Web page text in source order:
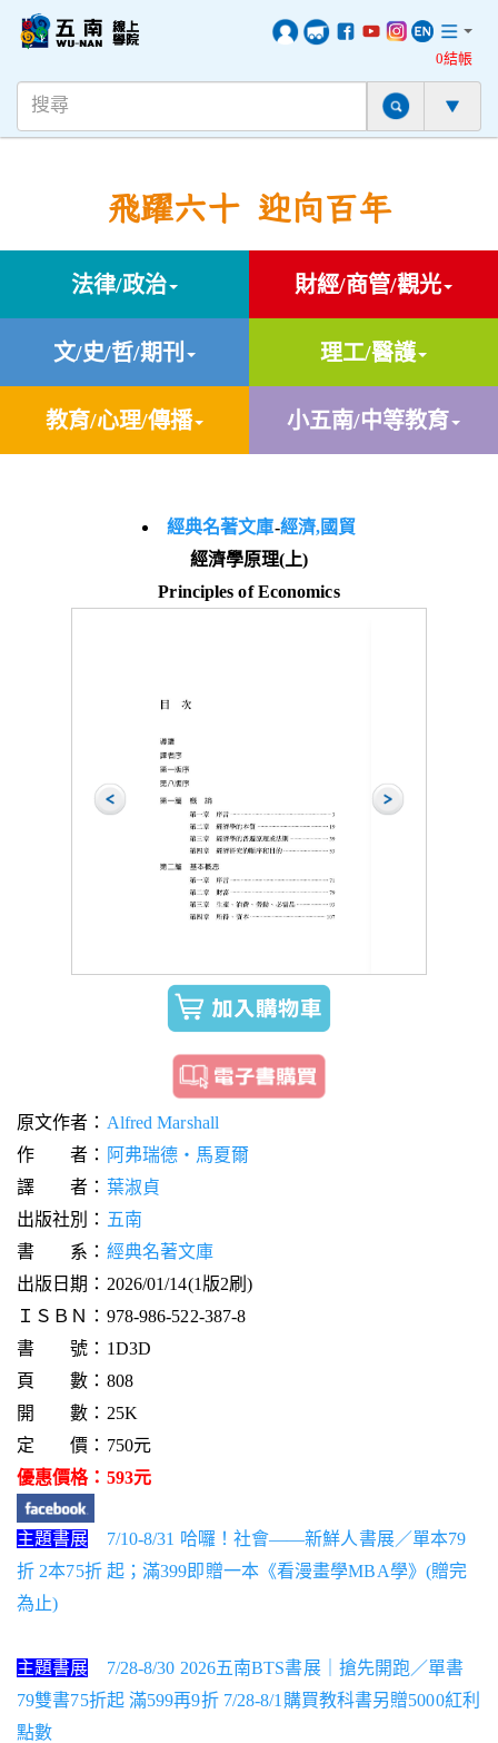
0結帳
飛躍六十 迎向百年
法律/政治 財經/商管/觀光
文/史/哲/期刊 理工/醫護
教育/心理/傳播 小五南/中等教育
經典名著文庫-經濟,國貿
經濟學原理(上)
Principles of Economics
原文作者： Alfred Marshall
作 者： 阿弗瑞德‧馬夏爾
譯 者： 葉淑貞
出版社別： 五南
書 系： 經典名著文庫
出版日期：2026/01/14(1版2刷)
ＩＳＢＮ：978-986-522-387-8
書 號：1D3D
頁 數：808
開 數：25K
定 價：750元
優惠價格：593元
主題書展
7/10-8/31 哈囉！社會——新鮮人書展／單本79
折 2本75折 起；滿399即贈一本《看漫畫學MBA學》(贈完
為止)
主題書展
7/28-8/30 2026五南BTS書展｜搶先開跑／單書
79雙書75折起 滿599再9折 7/28-8/1購買教科書另贈5000紅利
點數